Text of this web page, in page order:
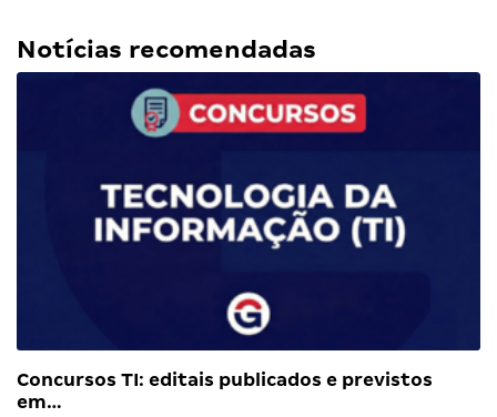
Notícias recomendadas
Concursos TI: editais publicados e previstos
em…